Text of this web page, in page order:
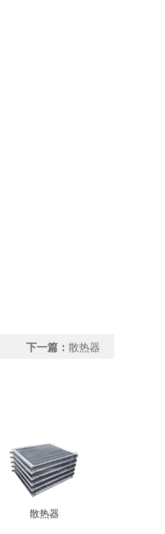
下一篇： 散热器
散热器